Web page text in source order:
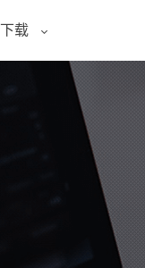
下载